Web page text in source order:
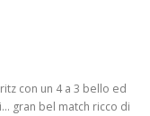
con un 4 a 3 bello ed
gran bel match ricco di